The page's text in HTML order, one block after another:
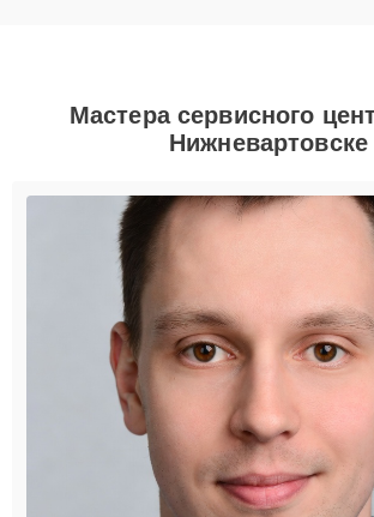
Мастера сервисного
Нижневартовске